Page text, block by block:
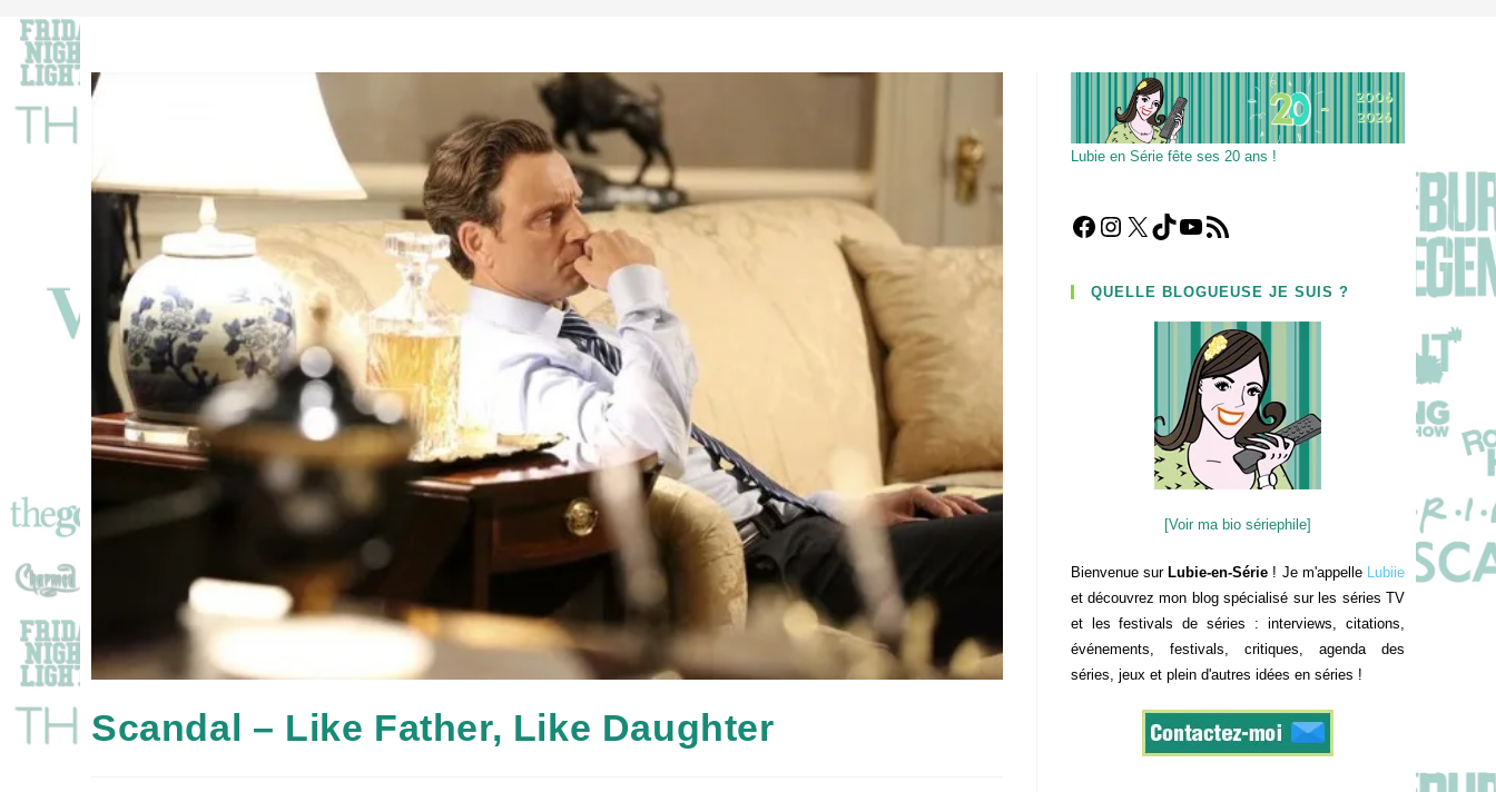
Scandal – Like Father, Like Daughter
Lubie en Série fête ses 20 ans !
Facebook
Instagram
X TikTokYouTube
Flux RSS
QUELLE BLOGUEUSE JE SUIS ?
[Voir ma bio sériephile]
Bienvenue sur Lubie-en-Série ! Je m'appelle Lubiie
et découvrez mon blog spécialisé sur les séries TV
et les festivals de séries : interviews, citations,
événements, festivals, critiques, agenda des
séries, jeux et plein d'autres idées en séries !